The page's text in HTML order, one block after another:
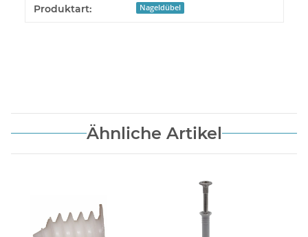
Produkteigenschaft
Wert
Produktart: Nageldübel
Ähnliche Artikel